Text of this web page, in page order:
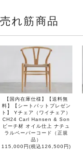
売れ筋商品
【国内在庫仕様】【送料無
料】【シートパットプレゼン
ト】 Yチェア（ワイチェア）
CH24 Carl Hansen & Son
ビーチ材 オイル仕上 ナチュ
ラルペーパーコード（正規
品）
115,000円(税込126,500円)